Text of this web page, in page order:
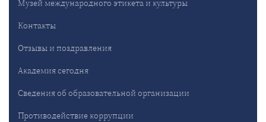
Музей международного этикета и культуры
Контакты
Отзывы и поздравления
Академия сегодня
Сведения об образовательной организации
Противодействие коррупции